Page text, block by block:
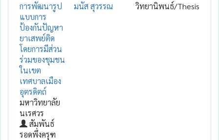
การพัฒนารูป
แบบการ
ป้องกันปัญหา
ยาเสพย์ติด
โดยการมีส่วน
ร่วมของชุมชน
ในเขต
เทศบาลเมือง
อุตรดิตถ์
มหาวิทยาลัย
นเรศวร
สัมพันธ์
รอดพึ่งครุฑ
มนัส สุวรรณ วิทยานิพนธ์/Thesis